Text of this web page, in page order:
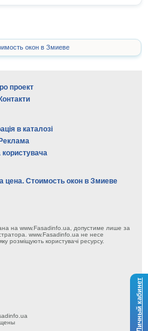
Личный кабинет
окон в Змиеве
проект
Контакти
в каталозі
Реклама
користувача
цена. Стоимость окон в Змиеве
на www.Fasadinfo.ua, допустиме лише за
www.Fasadinfo.ua не несе
розміщують користувачі ресурсу.